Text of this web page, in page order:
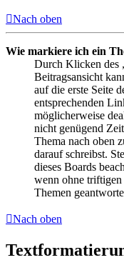
Nach oben
Wie markiere ich ein
Durch Klicken des
Beitragsansicht
auf die erste Seite
entsprechenden
möglicherweise
nicht genügend
Thema nach oben
darauf schreibst.
dieses Boards
wenn ohne triftigen
Themen
Nach oben